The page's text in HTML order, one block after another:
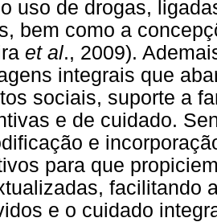
uso de drogas,
bem como a
et al., 2009).
integrais que
sociais, suporte a
e de cuidado.
e
para que
facilitando
e o cuidado